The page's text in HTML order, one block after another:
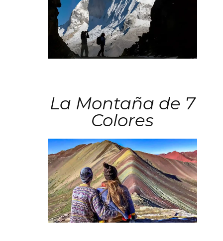
La Montaña de 7
Colores